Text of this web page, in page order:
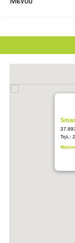
Τηλ.: